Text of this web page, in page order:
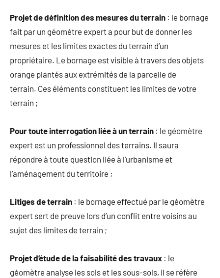
Projet de définition des mesures du terrain : le bornage
fait par un géomètre expert a pour but de donner les
mesures et les limites exactes du terrain d’un
propriétaire. Le bornage est visible à travers des objets
orange plantés aux extrémités de la parcelle de
terrain. Ces éléments constituent les limites de votre
terrain ;
Pour toute interrogation liée à un terrain : le géomètre
expert est un professionnel des terrains. Il saura
répondre à toute question liée à l’urbanisme et
l’aménagement du territoire ;
Litiges de terrain : le bornage effectué par le géomètre
expert sert de preuve lors d’un conflit entre voisins au
sujet des limites de terrain ;
Projet d’étude de la faisabilité des travaux : le
géomètre analyse les sols et les sous-sols, il se réfère